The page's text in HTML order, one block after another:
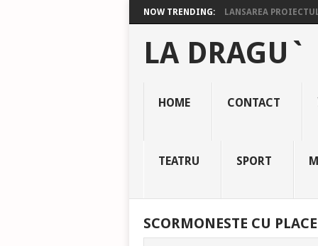
NOW TRENDING: LANSAREA
LA DRAGU`
HOME CONTACT
TEATRU SPORT
SCORMONESTE CU